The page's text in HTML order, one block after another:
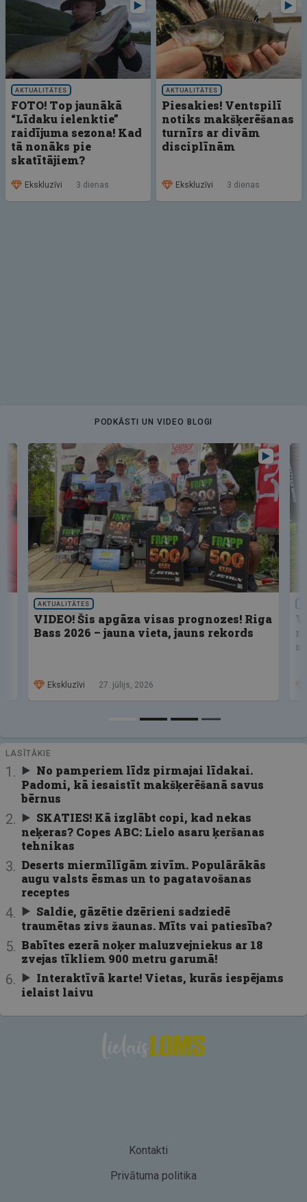
AKTUALITĀTES
FOTO! Top jaunākā
“Līdaku ielenktie”
raidījuma sezona! Kad
tā nonāks pie
skatītājiem?
Ekskluzīvi 3 dienas
AKTUALITĀTES
Piesakies! Ventspilī
notiks makšķerēšanas
turnīrs ar divām
disciplīnām
Ekskluzīvi 3 dienas
PODKĀSTI UN VIDEO BLOGI
AKTUALITĀTES
VIDEO! Šis apgāza visas prognozes! Riga
Bass 2026 – jauna vieta, jauns rekords
Ekskluzīvi 27. jūlijs, 2026
LASĪTĀKIE
No pamperiem līdz pirmajai līdakai.
Padomi, kā iesaistīt makšķerēšanā savus
bērnus
SKATIES! Kā izglābt copi, kad nekas
neķeras? Copes ABC: Lielo asaru ķeršanas
tehnikas
Deserts miermīlīgām zivīm. Populārākās
augu valsts ēsmas un to pagatavošanas
receptes
Saldie, gāzētie dzērieni sadziedē
traumētas zivs žaunas. Mīts vai patiesība?
Babītes ezerā noķer maluzvejniekus ar 18
zvejas tīkliem 900 metru garumā!
Interaktīvā karte! Vietas, kurās iespējams
ielaist laivu
Kontakti
Privātuma politika